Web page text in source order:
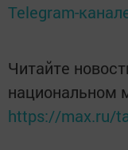
Telegram-
Читайте
национальном
https://max.ru/